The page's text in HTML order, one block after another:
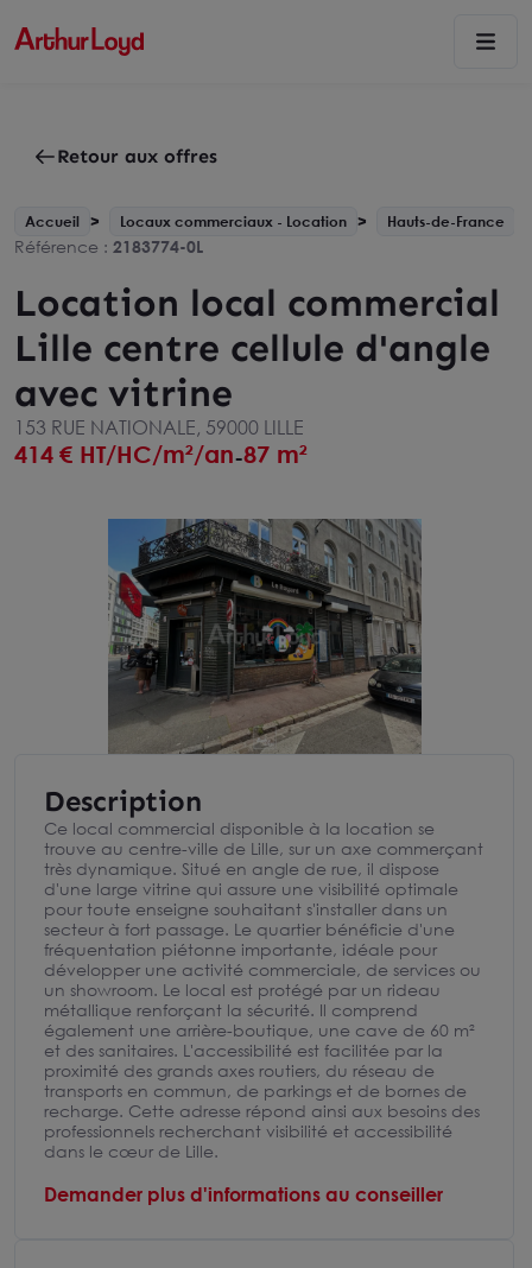
Retour aux offres
Accueil Locaux commerciaux - Location Hauts-de-France
Référence : 2183774-0L
Location local commercial
Lille centre cellule d'angle
avec vitrine
153 RUE NATIONALE, 59000 LILLE
414 € HT/HC/m²/an-87 m²
Description
Ce local commercial disponible à la location se
trouve au centre-ville de Lille, sur un axe commerçant
très dynamique. Situé en angle de rue, il dispose
d'une large vitrine qui assure une visibilité optimale
pour toute enseigne souhaitant s'installer dans un
secteur à fort passage. Le quartier bénéficie d'une
fréquentation piétonne importante, idéale pour
développer une activité commerciale, de services ou
un showroom. Le local est protégé par un rideau
métallique renforçant la sécurité. Il comprend
également une arrière-boutique, une cave de 60 m²
et des sanitaires. L'accessibilité est facilitée par la
proximité des grands axes routiers, du réseau de
transports en commun, de parkings et de bornes de
recharge. Cette adresse répond ainsi aux besoins des
professionnels recherchant visibilité et accessibilité
dans le cœur de Lille.
Demander plus d'informations au conseiller